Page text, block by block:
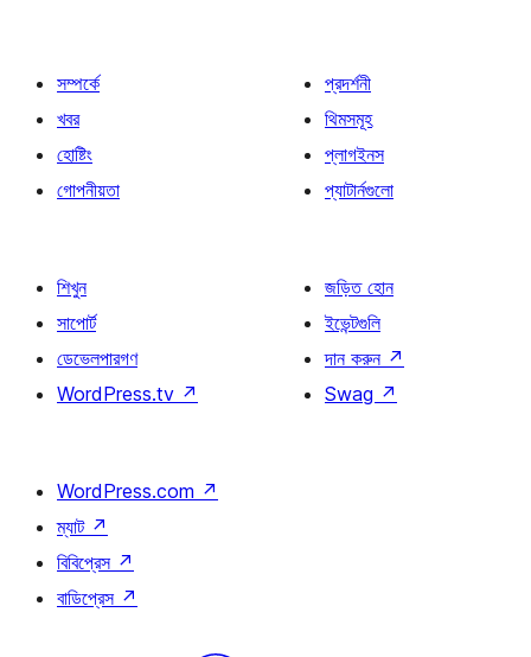
সম্পর্কে
খবর
হোষ্টিং
গোপনীয়তা
প্রদর্শনী
থিমসমূহ
প্লাগইনস
প্যাটার্নগুলো
শিখুন
সাপোর্ট
ডেভেলপারগণ
WordPress.tv ↗
জড়িত হোন
ইভেন্টগুলি
দান করুন ↗
Swag ↗
WordPress.com ↗
ম্যাট ↗
বিবিপ্রেস ↗
বাডিপ্রেস ↗